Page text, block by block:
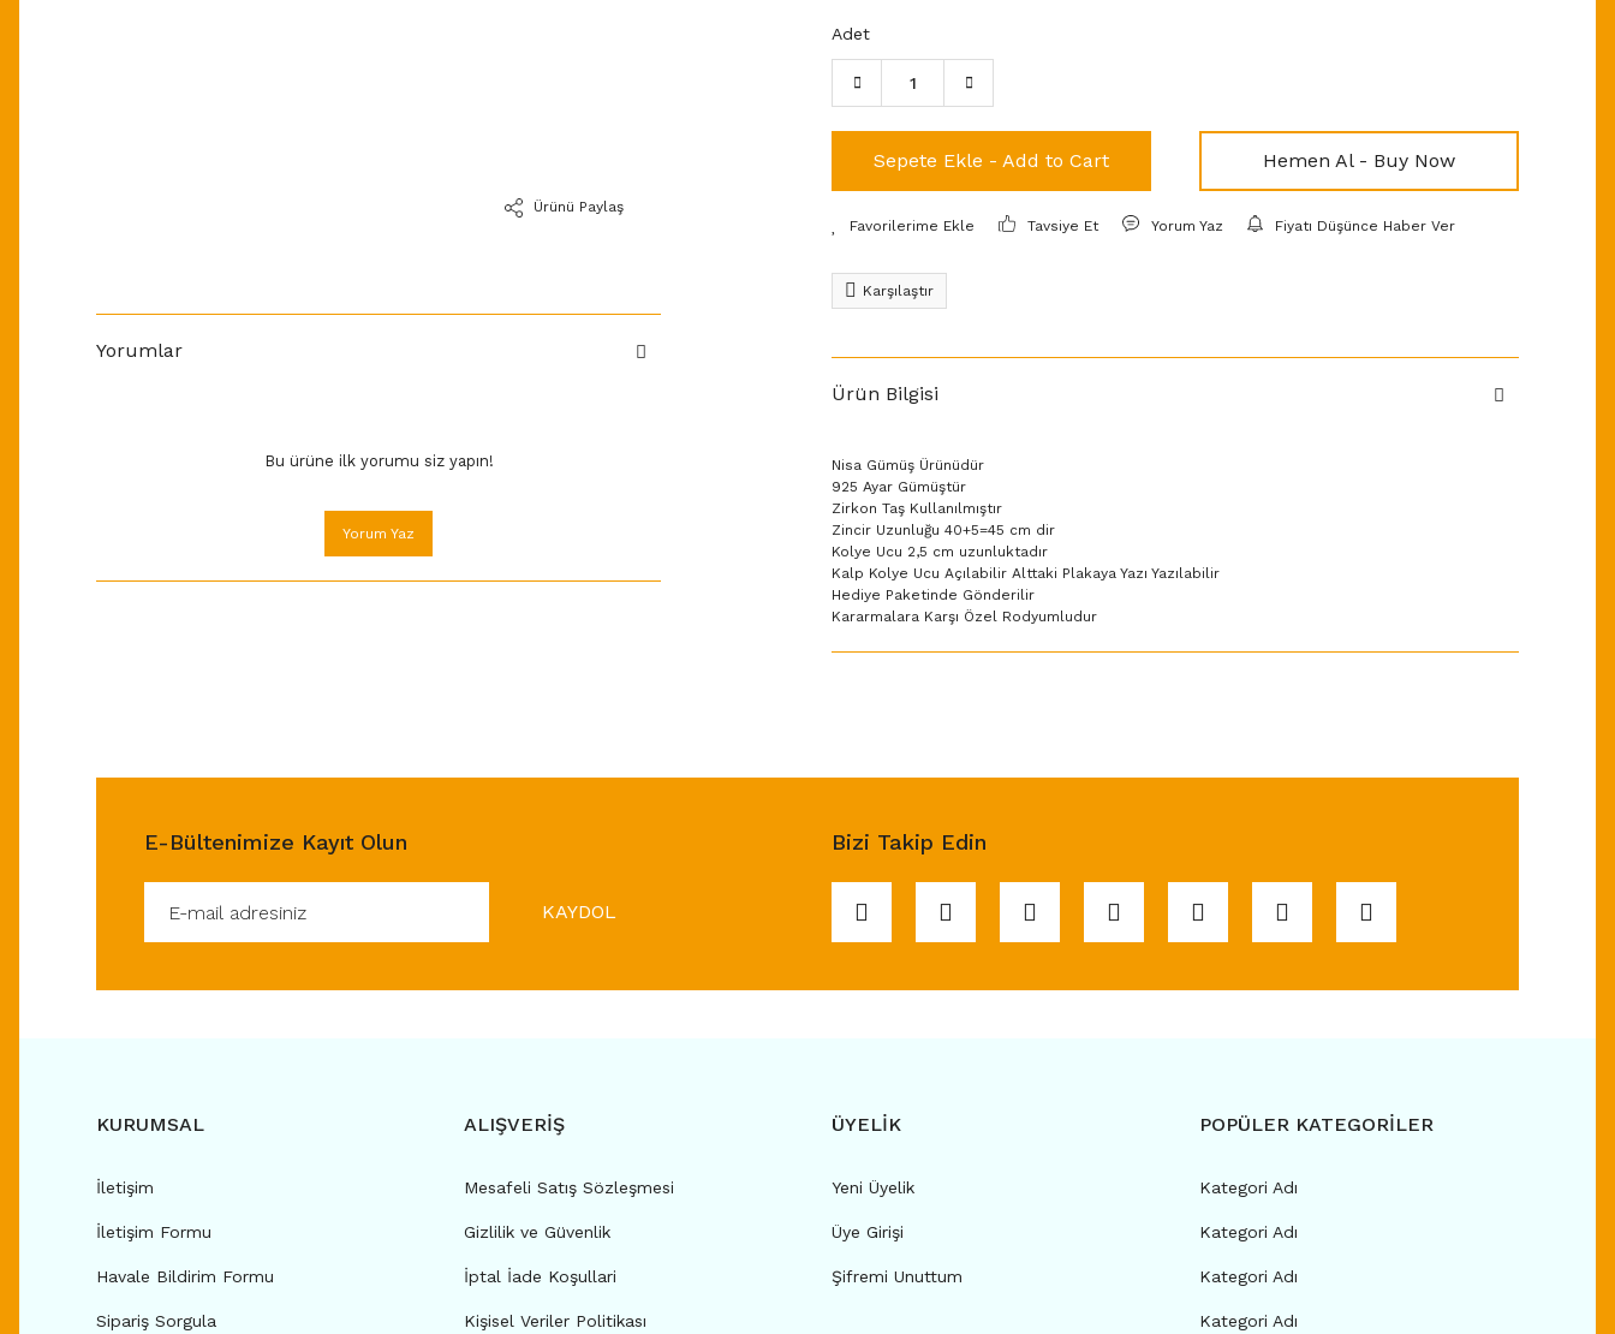
Ürünü Paylaş
Yorumlar
Bu ürüne ilk yorumu siz yapın!
Yorum Yaz
Adet
Sepete Ekle - Add to Cart Hemen Al - Buy Now
Tavsiye Et Yorum Yaz Fiyatı Düşünce Haber Ver
Karşılaştır
Ürün Bilgisi
Nisa Gümüş Ürünüdür
925 Ayar Gümüştür
Zirkon Taş Kullanılmıştır
Zincir Uzunluğu 40+5=45 cm dir
Kolye Ucu 2,5 cm uzunluktadır
Kalp Kolye Ucu Açılabilir Alttaki Plakaya Yazı Yazılabilir
Hediye Paketinde Gönderilir
Kararmalara Karşı Özel Rodyumludur
E-Bültenimize Kayıt Olun
KAYDOL
Bizi Takip Edin
KURUMSAL
İletişim
İletişim Formu
Havale Bildirim Formu
Sipariş Sorgula
ALIŞVERİŞ
Mesafeli Satış Sözleşmesi
Gizlilik ve Güvenlik
İptal İade Koşullari
Kişisel Veriler Politikası
ÜYELİK
Yeni Üyelik
Üye Girişi
Şifremi Unuttum
POPÜLER KATEGORİLER
Kategori Adı
Kategori Adı
Kategori Adı
Kategori Adı